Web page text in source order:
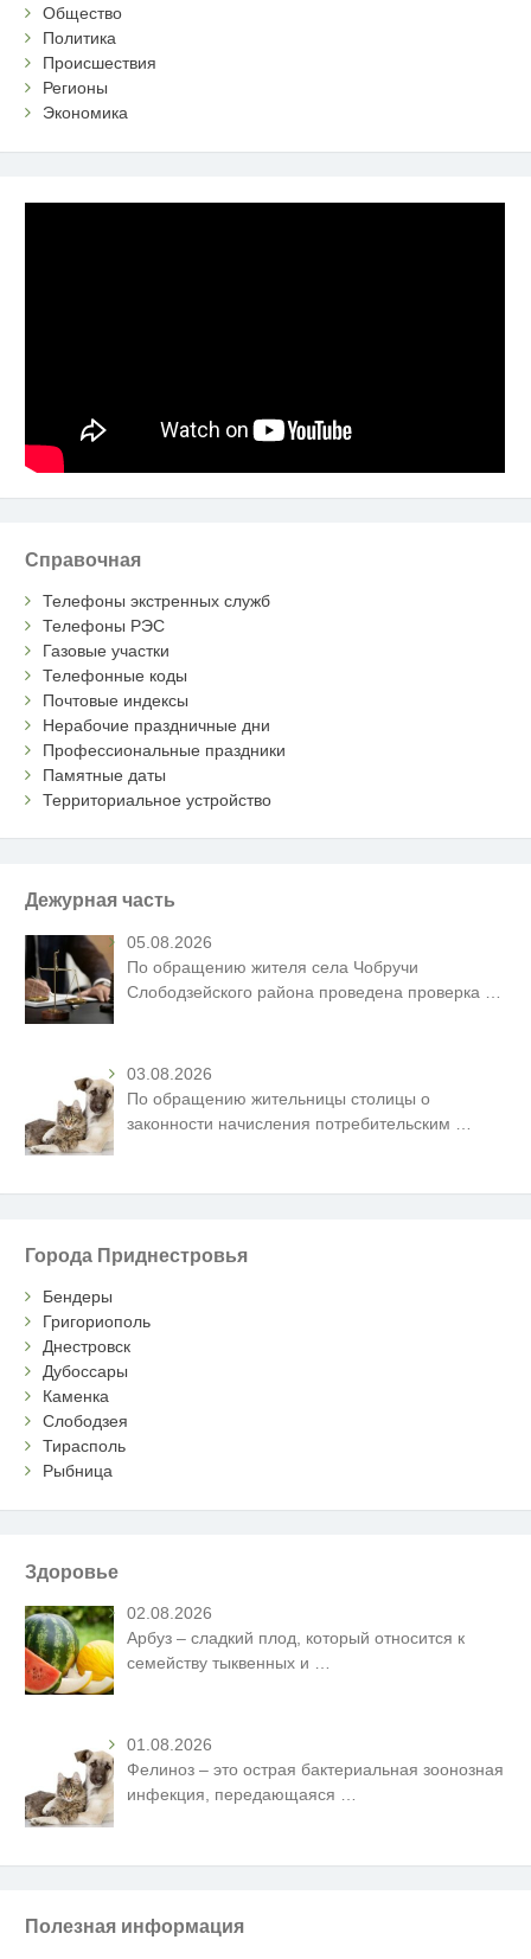
Общество
Политика
Происшествия
Регионы
Экономика
Справочная
Телефоны экстренных служб
Телефоны РЭС
Газовые участки
Телефонные коды
Почтовые индексы
Нерабочие праздничные дни
Профессиональные праздники
Памятные даты
Территориальное устройство
Дежурная часть
05.08.2026
По обращению жителя села Чобручи
Слободзейского района проведена проверка
03.08.2026
По обращению жительницы столицы о
законности начисления потребительским
Города Приднестровья
Бендеры
Григориополь
Днестровск
Дубоссары
Каменка
Слободзея
Тирасполь
Рыбница
Здоровье
02.08.2026
Арбуз – сладкий плод, который относится к
семейству тыквенных и
01.08.2026
Фелиноз – это острая бактериальная зоонозная
инфекция, передающаяся …
Полезная информация